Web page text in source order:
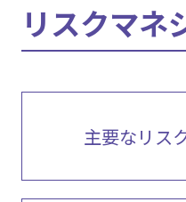
リスクマネ
主要なリス